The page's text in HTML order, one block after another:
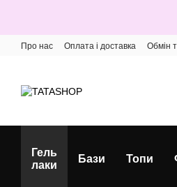
Про нас Оплата і доставка Обмін
Гель
лаки
Бази Топи